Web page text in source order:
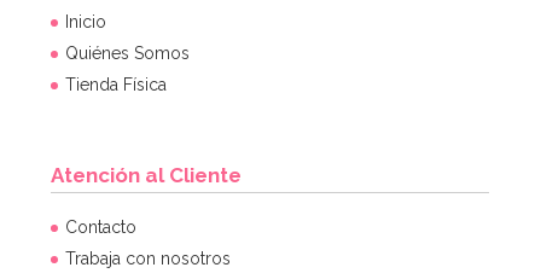
Inicio
Quiénes Somos
Tienda Física
Atención al Cliente
Contacto
Trabaja con nosotros